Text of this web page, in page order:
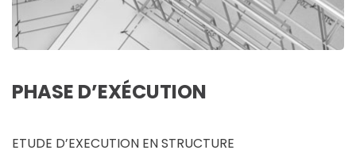
PHASE D’EXÉCUTION
ETUDE D’EXECUTION EN STRUCTURE